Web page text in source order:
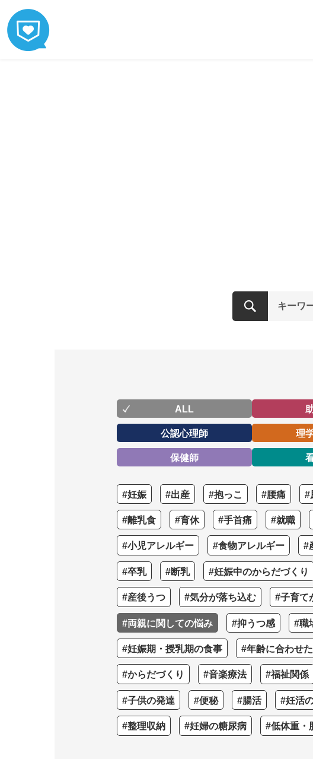
ALL
公認心理師 理
保健師
#妊娠 #出産 #抱っこ #腰痛 #
#離乳食 #育休 #手首痛 #就職
#小児アレルギー #食物アレルギー #
#卒乳 #断乳 #妊娠中のからだづくり
#産後うつ #気分が落ち込む #子育て
#両親に関しての悩み #抑うつ感 #職
#妊娠期・授乳期の食事 #年齢に合わせ
#からだづくり #音楽療法 #福祉関係
#子供の発達 #便秘 #腸活 #妊活
#整理収納 #妊婦の糖尿病 #低体重・